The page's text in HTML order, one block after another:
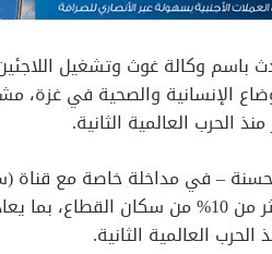
باسم وكالة غوث وتشغيل
الإنسانية والصحية في غزة،
الحرب العالمية الثانية.
حسنة – في مداخلة خاصة مع قناة
وإصابة أكثر من 10% من سكان
الحرب العالمية الثانية.